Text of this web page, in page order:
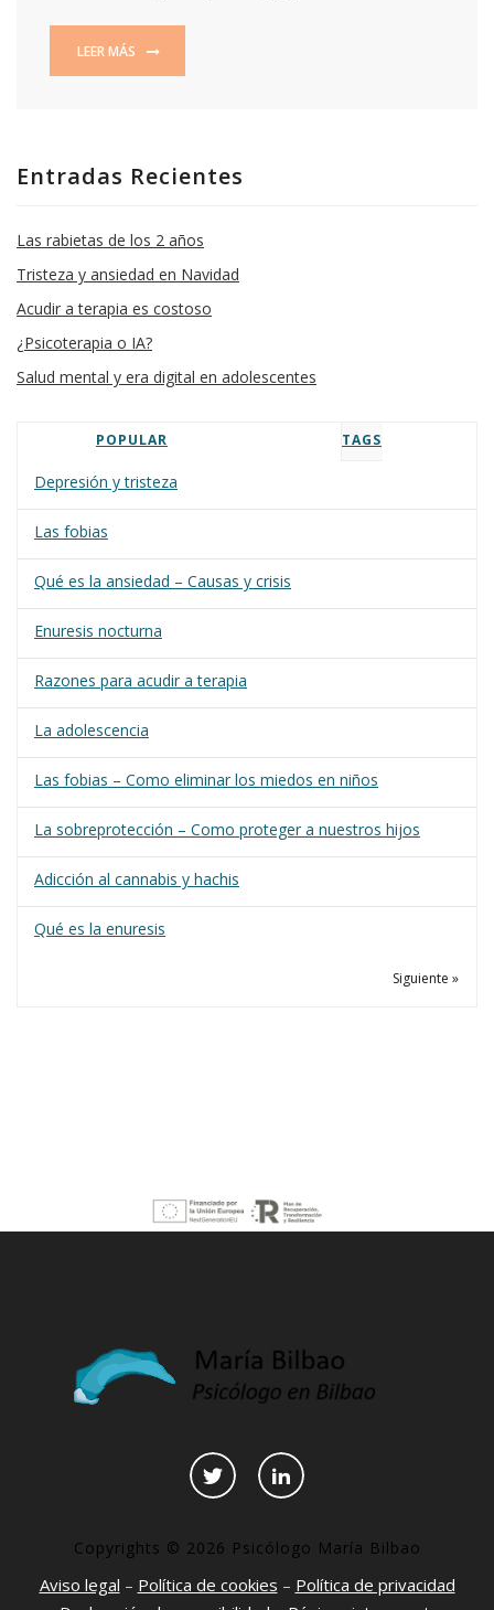
LEER MÁS
Entradas Recientes
Las rabietas de los 2 años
Tristeza y ansiedad en Navidad
Acudir a terapia es costoso
¿Psicoterapia o IA?
Salud mental y era digital en adolescentes
POPULAR TAGS
Depresión y tristeza
Las fobias
Qué es la ansiedad – Causas y crisis
Enuresis nocturna
Razones para acudir a terapia
La adolescencia
Las fobias – Como eliminar los miedos en niños
La sobreprotección – Como proteger a nuestros hijos
Adicción al cannabis y hachis
Qué es la enuresis
Siguiente »
Copyrights © 2026 Psicólogo María Bilbao
Aviso legal – Política de cookies – Política de privacidad